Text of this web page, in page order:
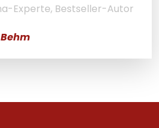
Experte, Bestseller-Autor